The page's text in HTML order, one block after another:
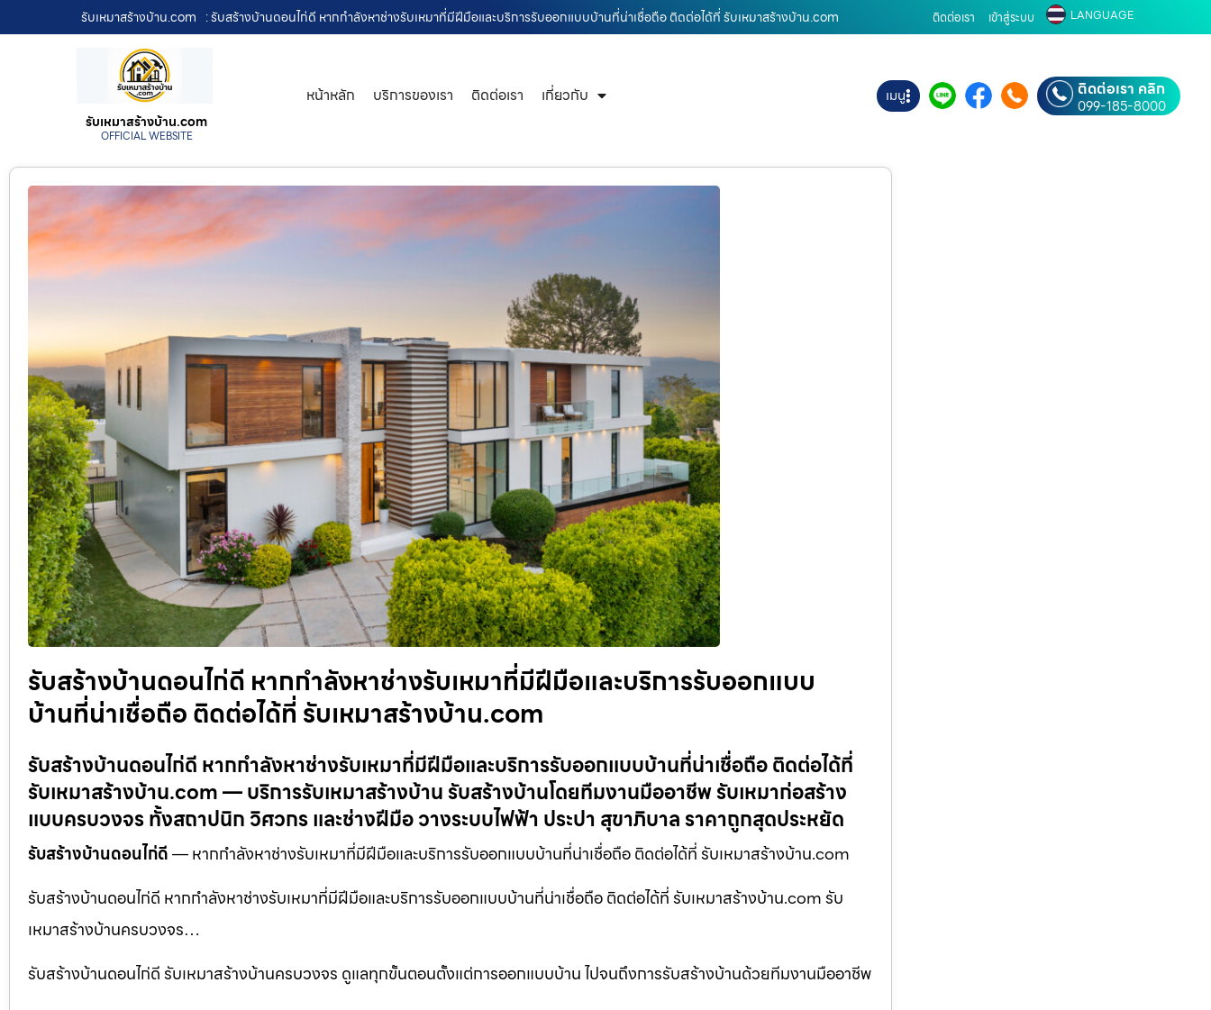
รับเหมาสร้างบ้าน.com : รับสร้างบ้านดอนไก่ดี หากกำลังหาช่างรับเหมาที่มีฝีมือและบริการรับออกแบบบ้านที่น่าเชื่อถือ ติดต่อได้ที่ รับเหมาสร้างบ้าน.com ติดต่อเรา เข้าสู่ระบบ LANGUAGE
รับเหมาสร้างบ้าน.com
OFFICIAL WEBSITE
หน้าหลัก บริการของเรา ติดต่อเรา เกี่ยวกับ เมนู ติดต่อเรา คลิก
099-185-8000
รับสร้างบ้านดอนไก่ดี หากกำลังหาช่างรับเหมาที่มีฝีมือและบริการรับออกแบบ
บ้านที่น่าเชื่อถือ ติดต่อได้ที่ รับเหมาสร้างบ้าน.com
รับสร้างบ้านดอนไก่ดี หากกำลังหาช่างรับเหมาที่มีฝีมือและบริการรับออกแบบบ้านที่น่าเชื่อถือ ติดต่อได้ที่
รับเหมาสร้างบ้าน.com — บริการรับเหมาสร้างบ้าน รับสร้างบ้านโดยทีมงานมืออาชีพ รับเหมาก่อสร้าง
แบบครบวงจร ทั้งสถาปนิก วิศวกร และช่างฝีมือ วางระบบไฟฟ้า ประปา สุขาภิบาล ราคาถูกสุดประหยัด
รับสร้างบ้านดอนไก่ดี— หากกำลังหาช่างรับเหมาที่มีฝีมือและบริการรับออกแบบบ้านที่น่าเชื่อถือ ติดต่อได้ที่ รับเหมาสร้างบ้าน.com
รับสร้างบ้านดอนไก่ดี หากกำลังหาช่างรับเหมาที่มีฝีมือและบริการรับออกแบบบ้านที่น่าเชื่อถือ ติดต่อได้ที่ รับเหมาสร้างบ้าน.com รับ
เหมาสร้างบ้านครบวงจร…
รับสร้างบ้านดอนไก่ดี รับเหมาสร้างบ้านครบวงจร ดูแลทุกขั้นตอนตั้งแต่การออกแบบบ้าน ไปจนถึงการรับสร้างบ้านด้วยทีมงานมืออาชีพ